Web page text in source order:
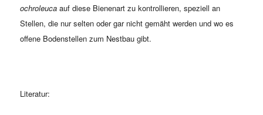
ochroleuca auf diese Bienenart zu kontrollieren, speziell an
Stellen, die nur selten oder gar nicht gemäht werden und wo es
offene Bodenstellen zum Nestbau gibt.
Literatur: